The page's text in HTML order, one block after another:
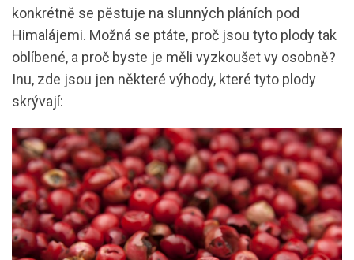
konkrétně se pěstuje na slunných pláních pod
Himalájemi. Možná se ptáte, proč jsou tyto plody tak
oblíbené, a proč byste je měli vyzkoušet vy osobně?
Inu, zde jsou jen některé výhody, které tyto plody
skrývají: